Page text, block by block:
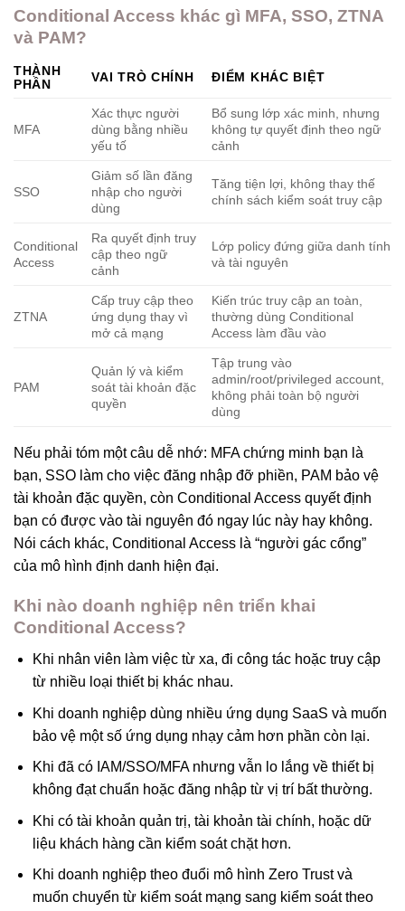
Conditional Access khác gì MFA, SSO, ZTNA
và PAM?
THÀNH
PHẦN
VAI TRÒ CHÍNH ĐIỂM KHÁC BIỆT
MFA
Xác thực người
dùng bằng nhiều
yếu tố
Bổ sung lớp xác minh, nhưng
không tự quyết định theo ngữ
cảnh
SSO
Giảm số lần đăng
nhập cho người
dùng
Tăng tiện lợi, không thay thế
chính sách kiểm soát truy cập
Conditional
Access
Ra quyết định truy
cập theo ngữ
cảnh
Lớp policy đứng giữa danh tính
và tài nguyên
ZTNA
Cấp truy cập theo
ứng dụng thay vì
mở cả mạng
Kiến trúc truy cập an toàn,
thường dùng Conditional
Access làm đầu vào
PAM
Quản lý và kiểm
soát tài khoản đặc
quyền
Tập trung vào
admin/root/privileged account,
không phải toàn bộ người
dùng
Nếu phải tóm một câu dễ nhớ: MFA chứng minh bạn là
bạn, SSO làm cho việc đăng nhập đỡ phiền, PAM bảo vệ
tài khoản đặc quyền, còn Conditional Access quyết định
bạn có được vào tài nguyên đó ngay lúc này hay không.
Nói cách khác, Conditional Access là “người gác cổng”
của mô hình định danh hiện đại.
Khi nào doanh nghiệp nên triển khai
Conditional Access?
Khi nhân viên làm việc từ xa, đi công tác hoặc truy cập
từ nhiều loại thiết bị khác nhau.
Khi doanh nghiệp dùng nhiều ứng dụng SaaS và muốn
bảo vệ một số ứng dụng nhạy cảm hơn phần còn lại.
Khi đã có IAM/SSO/MFA nhưng vẫn lo lắng về thiết bị
không đạt chuẩn hoặc đăng nhập từ vị trí bất thường.
Khi có tài khoản quản trị, tài khoản tài chính, hoặc dữ
liệu khách hàng cần kiểm soát chặt hơn.
Khi doanh nghiệp theo đuổi mô hình Zero Trust và
muốn chuyển từ kiểm soát mạng sang kiểm soát theo